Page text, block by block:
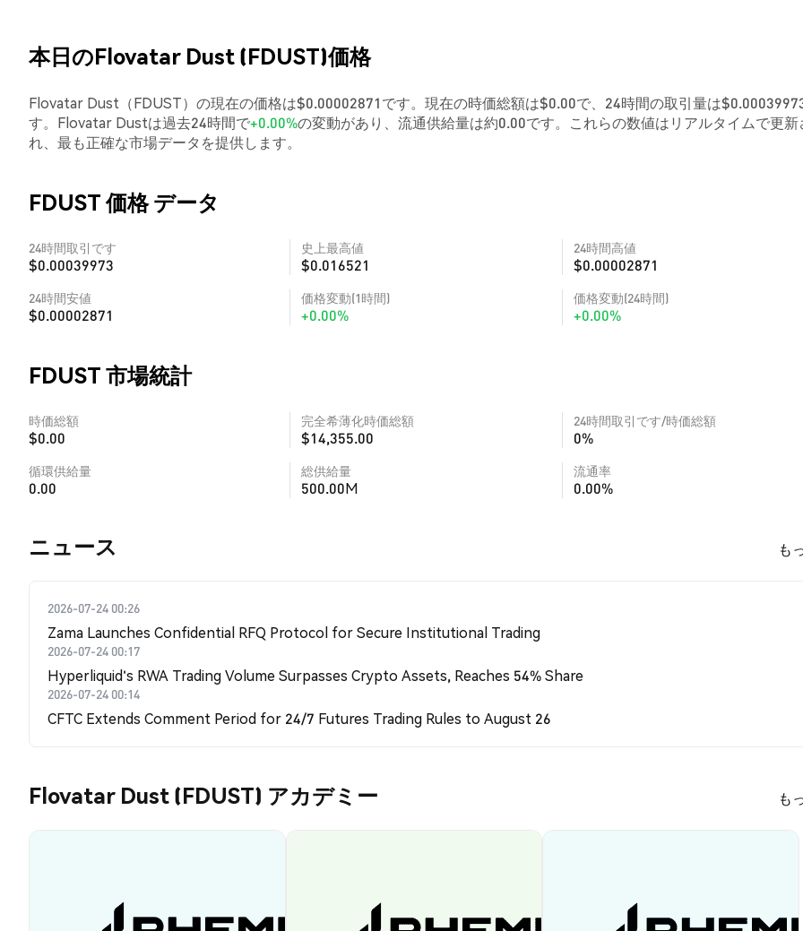
本日のFlovatar Dust (FDUST)価格
Flovatar Dust（FDUST）の現在の価格は$0.00002871です。現在の時価総額は$0.00で、24時間の取引量は
す。Flovatar Dustは過去24時間で+0.00%の変動があり、流通供給量は約0.00です。これらの数値はリアルタイムで更新
れ、最も正確な市場データを提供します。
FDUST 価格 データ
24時間取引です
$0.00039973
史上最高値
$0.016521
24時間高値
$0.00002871
24時間安値
$0.00002871
価格変動(1時間)
+0.00%
価格変動(24時間)
+0.00%
FDUST 市場統計
時価総額
$0.00
完全希薄化時価総額
$14,355.00
24時間取引です/時価総額
0%
循環供給量
0.00
総供給量
500.00M
流通率
0.00%
​​ニュース​​ も
2026-07-24 00:26
Zama Launches Confidential RFQ Protocol for Secure Institutional Trading
2026-07-24 00:17
Hyperliquid's RWA Trading Volume Surpasses Crypto Assets, Reaches 54% Share
2026-07-24 00:14
CFTC Extends Comment Period for 24/7 Futures Trading Rules to August 26
Flovatar Dust (FDUST) アカデミー も